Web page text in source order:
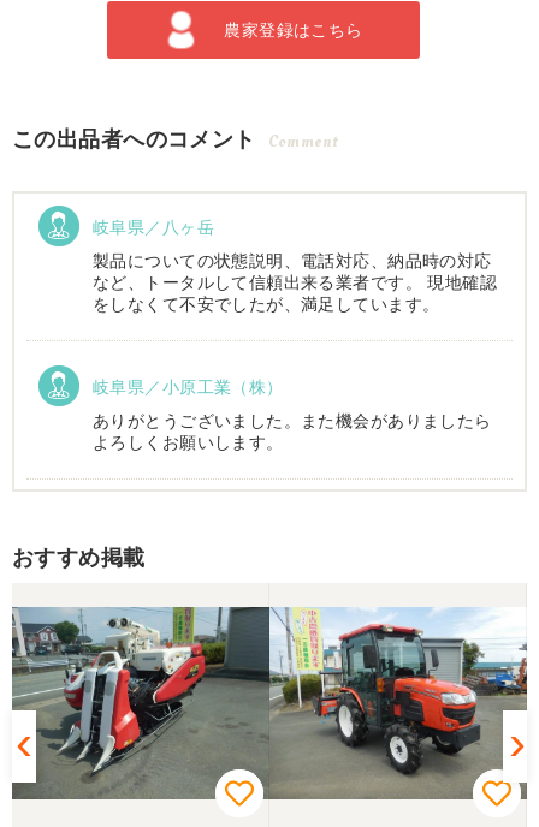
農家登録はこちら
この出品者へのコメント Comment
岐阜県／八ヶ岳
製品についての状態説明、電話対応、納品時の対応
など、トータルして信頼出来る業者です。 現地確認
をしなくて不安でしたが、満足しています。
岐阜県／小原工業（株）
ありがとうございました。また機会がありましたら
よろしくお願いします。
西川さま。電話対応から自社納車まで丁寧で信頼で
きる方です。農機はまたこちらで購入したいです。
岐阜県／
完璧に整備されており、対応も親切で丁寧。配送ま
で自社で対応してくださり本当にありがとうござい
ました。次回もこちらで購入させて頂きます。
おすすめ掲載